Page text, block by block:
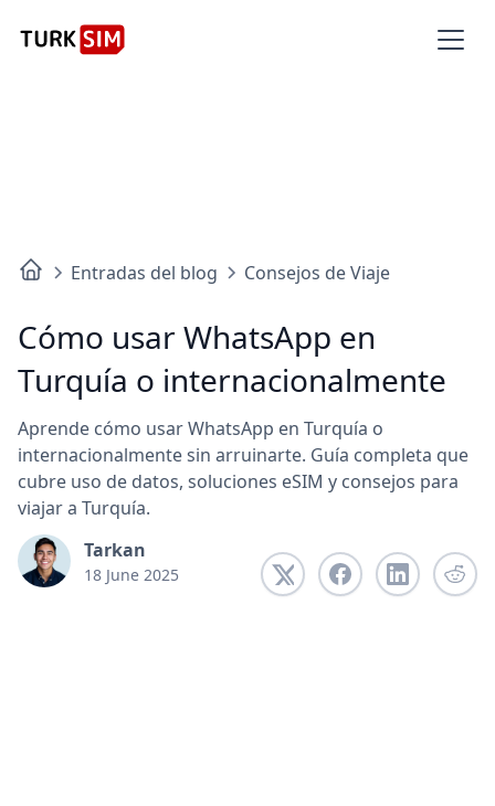
Entradas del blog Consejos de Viaje
Cómo usar WhatsApp en
Turquía o internacionalmente
Aprende cómo usar WhatsApp en Turquía o
internacionalmente sin arruinarte. Guía completa que
cubre uso de datos, soluciones eSIM y consejos para
viajar a Turquía.
Tarkan
18 June 2025